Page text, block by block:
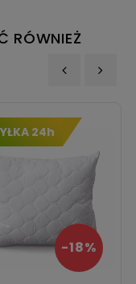
RÓWNIEŻ
24h
-18%